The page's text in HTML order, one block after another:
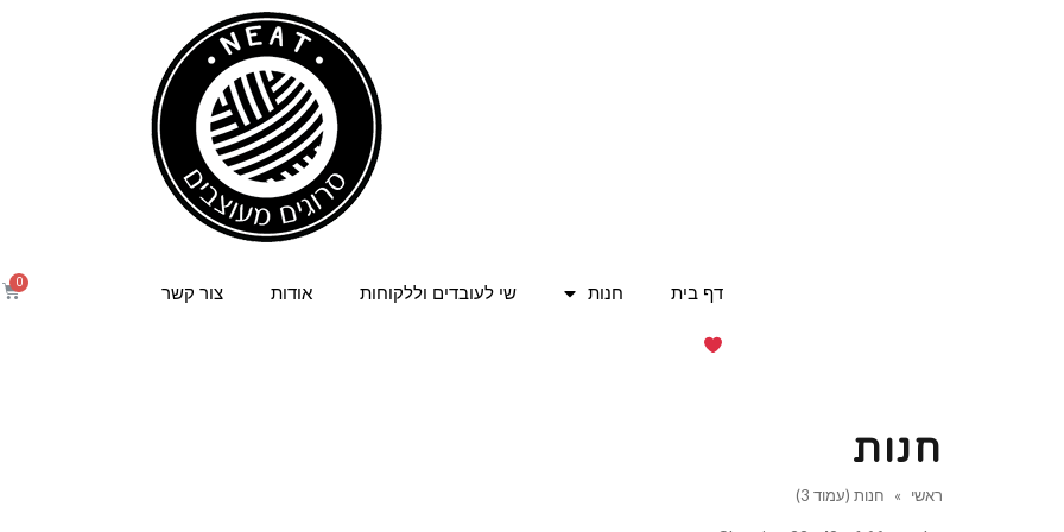
דף בית חנות שי לעובדים וללקוחות אודות צור קשר
חנות
ראשי » חנות (עמוד 3)